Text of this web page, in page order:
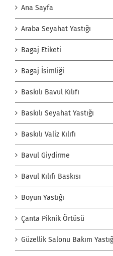
Ana Sayfa
Araba Seyahat Yastığı
Bagaj Etiketi
Bagaj İsimliği
Baskılı Bavul Kılıfı
Baskılı Seyahat Yastığı
Baskılı Valiz Kılıfı
Bavul Giydirme
Bavul Kılıfı Baskısı
Boyun Yastığı
Çanta Piknik Örtüsü
Güzellik Salonu Bakım